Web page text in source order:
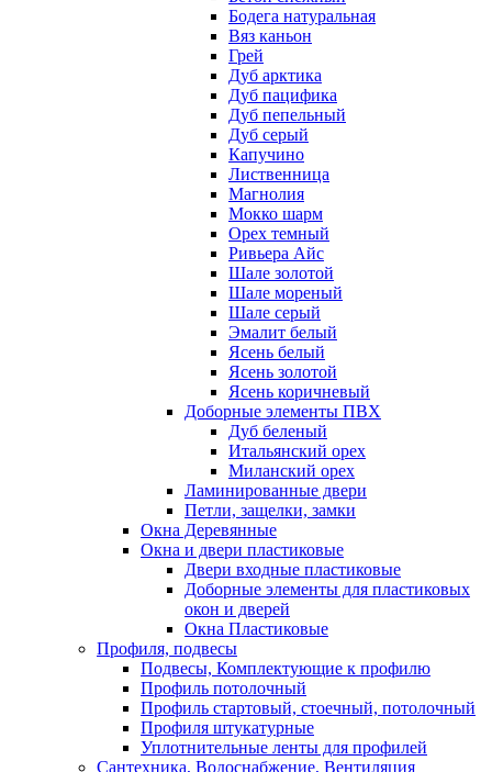
Бодега натуральная
Вяз каньон
Грей
Дуб арктика
Дуб пацифика
Дуб пепельный
Дуб серый
Капучино
Лиственница
Магнолия
Мокко шарм
Орех темный
Ривьера Айс
Шале золотой
Шале мореный
Шале серый
Эмалит белый
Ясень белый
Ясень золотой
Ясень коричневый
Доборные элементы ПВХ
Дуб беленый
Итальянский орех
Миланский орех
Ламинированные двери
Петли, защелки, замки
Окна Деревянные
Окна и двери пластиковые
Двери входные пластиковые
Доборные элементы для пластиковых
окон и дверей
Окна Пластиковые
Профиля, подвесы
Подвесы, Комплектующие к профилю
Профиль потолочный
Профиль стартовый, стоечный, потолочный
Профиля штукатурные
Уплотнительные ленты для профилей
Сантехника, Водоснабжение, Вентиляция